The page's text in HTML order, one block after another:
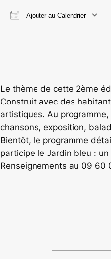
Ajouter au Calendrier
Le thème de cette 2ème
Construit avec des
artistiques. Au
chansons, exposition,
Bientôt, le programme
participe le Jardin bleu :
Renseignements au 09 60